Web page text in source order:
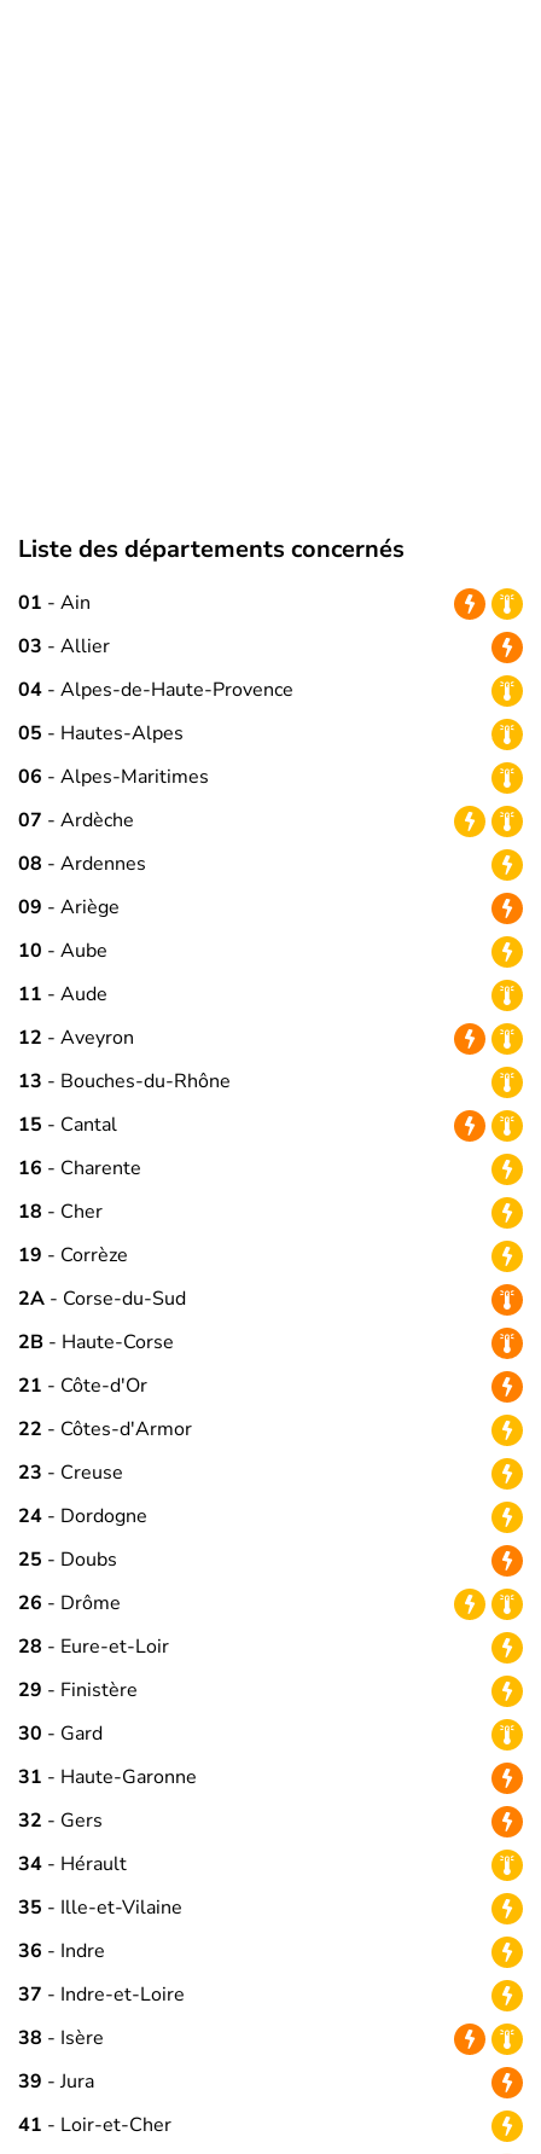
Liste des départements concernés
01 - Ain
03 - Allier
04 - Alpes-de-Haute-Provence
05 - Hautes-Alpes
06 - Alpes-Maritimes
07 - Ardèche
08 - Ardennes
09 - Ariège
10 - Aube
11 - Aude
12 - Aveyron
13 - Bouches-du-Rhône
15 - Cantal
16 - Charente
18 - Cher
19 - Corrèze
2A - Corse-du-Sud
2B - Haute-Corse
21 - Côte-d'Or
22 - Côtes-d'Armor
23 - Creuse
24 - Dordogne
25 - Doubs
26 - Drôme
28 - Eure-et-Loir
29 - Finistère
30 - Gard
31 - Haute-Garonne
32 - Gers
34 - Hérault
35 - Ille-et-Vilaine
36 - Indre
37 - Indre-et-Loire
38 - Isère
39 - Jura
41 - Loir-et-Cher